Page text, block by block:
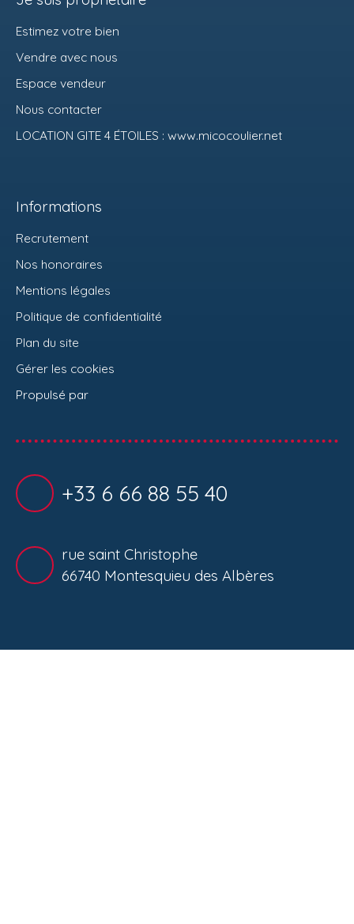
Estimez votre bien
Vendre avec nous
Espace vendeur
Nous contacter
LOCATION GITE 4 ÉTOILES : www.micocoulier.net
Informations
Recrutement
Nos honoraires
Mentions légales
Politique de confidentialité
Plan du site
Gérer les cookies
Propulsé par
+33 6 66 88 55 40
rue saint Christophe
66740 Montesquieu des Albères